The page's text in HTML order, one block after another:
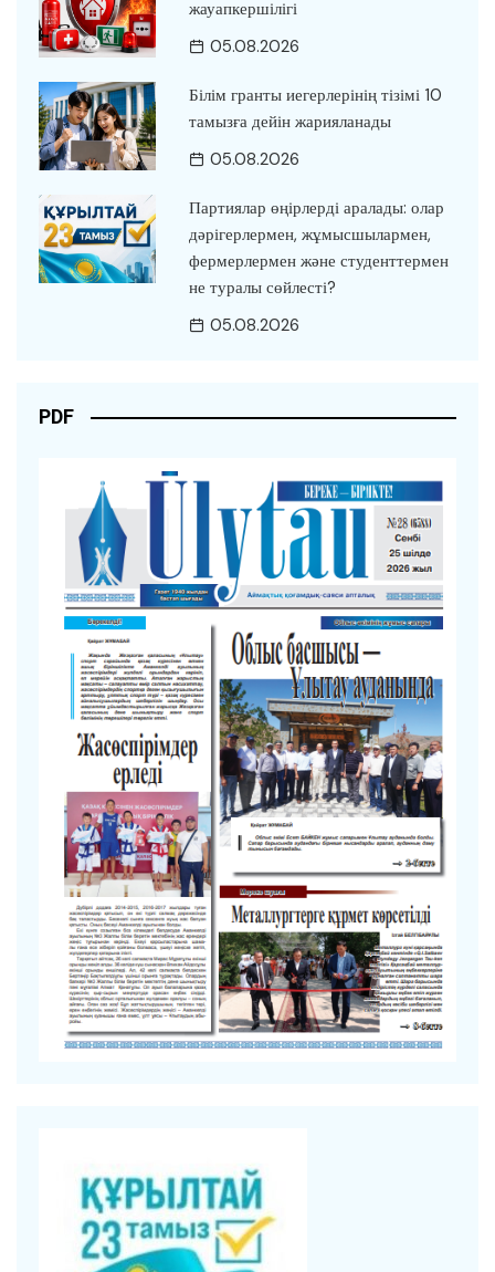
жауапкершілігі
05.08.2026
Білім гранты иегерлерінің тізімі 10
тамызға дейін жарияланады
05.08.2026
Партиялар өңірлерді аралады: олар
дәрігерлермен, жұмысшылармен,
фермерлермен және студенттермен
не туралы сөйлесті?
05.08.2026
PDF